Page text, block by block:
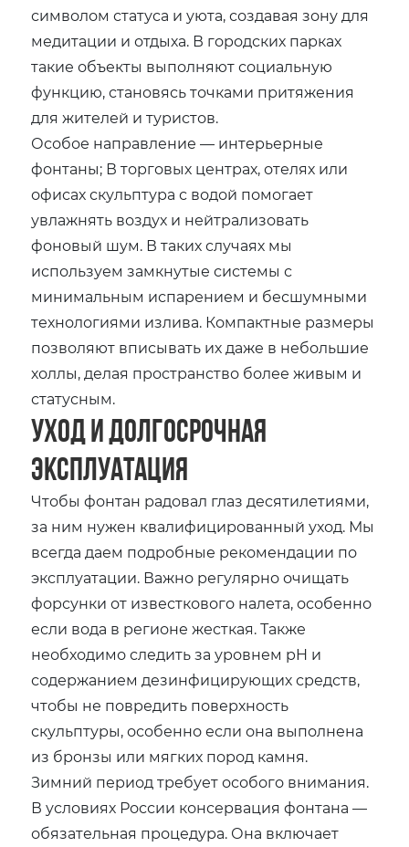
символом статуса и уюта, создавая зону для
медитации и отдыха. В городских парках
такие объекты выполняют социальную
функцию, становясь точками притяжения
для жителей и туристов.
Особое направление — интерьерные
фонтаны; В торговых центрах, отелях или
офисах скульптура с водой помогает
увлажнять воздух и нейтрализовать
фоновый шум. В таких случаях мы
используем замкнутые системы с
минимальным испарением и бесшумными
технологиями излива. Компактные размеры
позволяют вписывать их даже в небольшие
холлы, делая пространство более живым и
статусным.
Уход и долгосрочная
эксплуатация
Чтобы фонтан радовал глаз десятилетиями,
за ним нужен квалифицированный уход. Мы
всегда даем подробные рекомендации по
эксплуатации. Важно регулярно очищать
форсунки от известкового налета, особенно
если вода в регионе жесткая. Также
необходимо следить за уровнем pH и
содержанием дезинфицирующих средств,
чтобы не повредить поверхность
скульптуры, особенно если она выполнена
из бронзы или мягких пород камня.
Зимний период требует особого внимания.
В условиях России консервация фонтана —
обязательная процедура. Она включает